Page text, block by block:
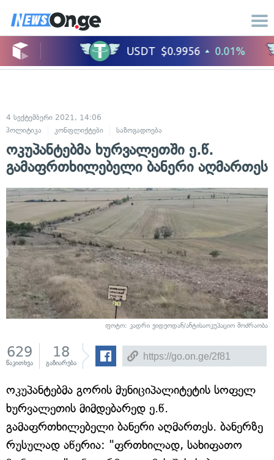
4 სექტემბერი 2021, 14:06
პოლიტიკა
კონფლიქტები საზოგადოება
ოკუპანტებმა ხურვალეთში ე.წ.
გამაფრთხილებელი ბანერი აღმართეს
ფოტო: კადრი ვიდეოდან/ანტისაოკუპაციო მოძრაობა
629
წაკითხვა
18
გაზიარება
ოკუპანტებმა გორის მუნიციპალიტეტის სოფელ
ხურვალეთის მიმდებარედ ე.წ.
გამაფრთხილებელი ბანერი აღმართეს. ბანერზე
რუსულად აწერია: "ფრთხილად, სახიფათო